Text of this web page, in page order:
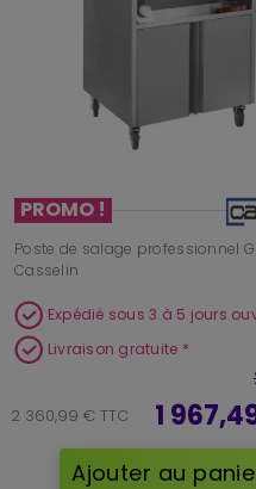
PROMO !
Poste de salage professionnel
Casselin
Expédié sous 3 à 5 jours
Livraison gratuite *
2 360,99 € TTC 1
Ajouter au